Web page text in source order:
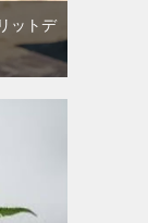
ットデ